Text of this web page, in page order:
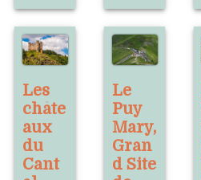
Les
châte
aux
du
Cant
Le
Puy
Mary,
Gran
d Site